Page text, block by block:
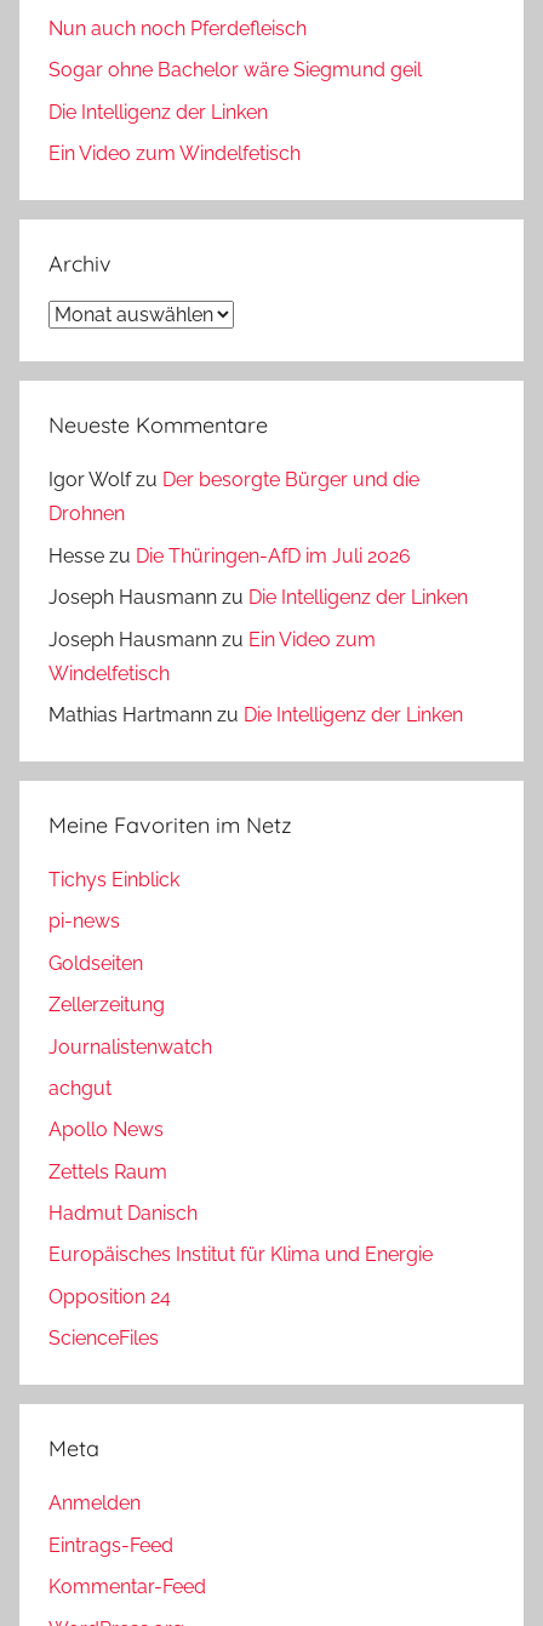
Nun auch noch Pferdefleisch
Sogar ohne Bachelor wäre Siegmund geil
Die Intelligenz der Linken
Ein Video zum Windelfetisch
Archiv
Archiv
Neueste Kommentare
Igor Wolfzu Der besorgte Bürger und die
Drohnen
Hesse zu Die Thüringen-AfD im Juli 2026
Joseph Hausmann zu Die Intelligenz der Linken
Joseph Hausmann zu Ein Video zum
Windelfetisch
Mathias Hartmann zu Die Intelligenz der Linken
Meine Favoriten im Netz
Tichys Einblick
pi-news
Goldseiten
Zellerzeitung
Journalistenwatch
achgut
Apollo News
Zettels Raum
Hadmut Danisch
Europäisches Institut für Klima und Energie
Opposition 24
ScienceFiles
Meta
Anmelden
Eintrags-Feed
Kommentar-Feed